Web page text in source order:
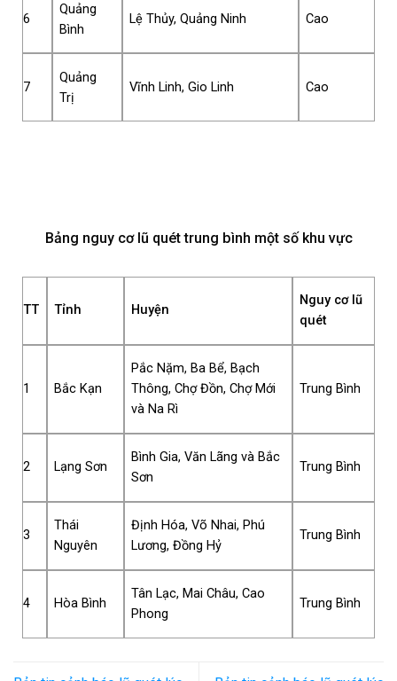
6
Quảng
Bình
Lệ Thủy, Quảng Ninh Cao
7
Quảng
Trị
Vĩnh Linh, Gio Linh Cao
Bảng nguy cơ lũ quét trung bình một số khu vực
TT Tỉnh Huyện
Nguy cơ lũ
quét
1 Bắc Kạn
Pắc Nặm, Ba Bể, Bạch
Thông, Chợ Đồn, Chợ Mới
và Na Rì
Trung Bình
2 Lạng Sơn
Bình Gia, Văn Lãng và Bắc
Sơn
Trung Bình
3
Thái
Nguyên
Định Hóa, Võ Nhai, Phú
Lương, Đồng Hỷ
Trung Bình
4 Hòa Bình
Tân Lạc, Mai Châu, Cao
Phong
Trung Bình